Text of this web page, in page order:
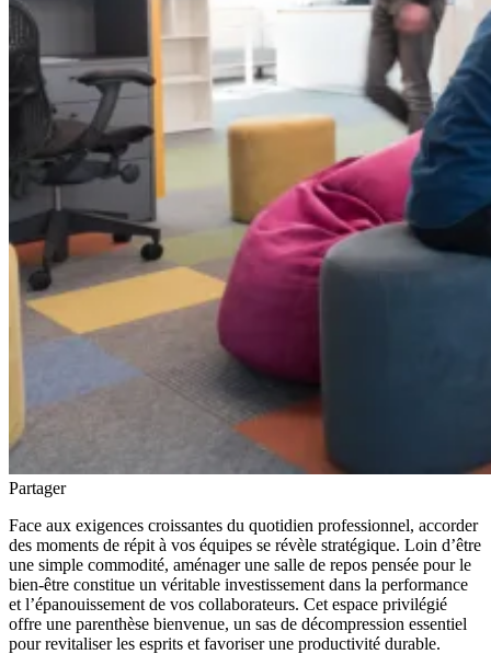
Partager
Face aux exigences croissantes du quotidien professionnel, accorder
des moments de répit à vos équipes se révèle stratégique. Loin d’être
une simple commodité, aménager une salle de repos pensée pour le
bien-être constitue un véritable investissement dans la performance
et l’épanouissement de vos collaborateurs. Cet espace privilégié
offre une parenthèse bienvenue, un sas de décompression essentiel
pour revitaliser les esprits et favoriser une productivité durable.